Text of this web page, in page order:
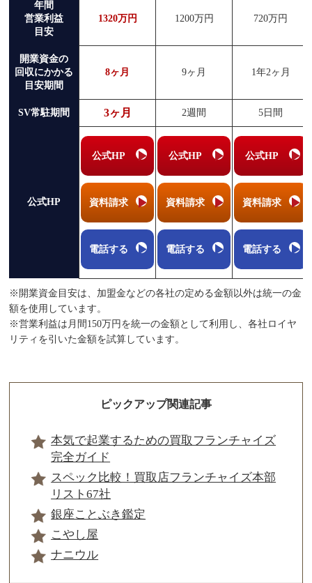
年間
営業利益
目安
1320万円 1200万円 720万円
開業資金の
回収にかかる
目安期間
8ヶ月 9ヶ月 1年2ヶ月
SV常駐期間 3ヶ月 2週間 5日間
公式HP
公式HP
資料請求
電話する
公式HP
資料請求
電話する
公式HP
資料請求
電話する
※開業資金目安は、加盟金などの各社の定める金額以外は統一の金
額を使用しています。
※営業利益は月間150万円を統一の金額として利用し、各社ロイヤ
リティを引いた金額を試算しています。
ピックアップ関連記事
本気で起業するための買取フランチャイズ
完全ガイド
スペック比較！買取店フランチャイズ本部
リスト67社
銀座ことぶき鑑定
こやし屋
ナニウル